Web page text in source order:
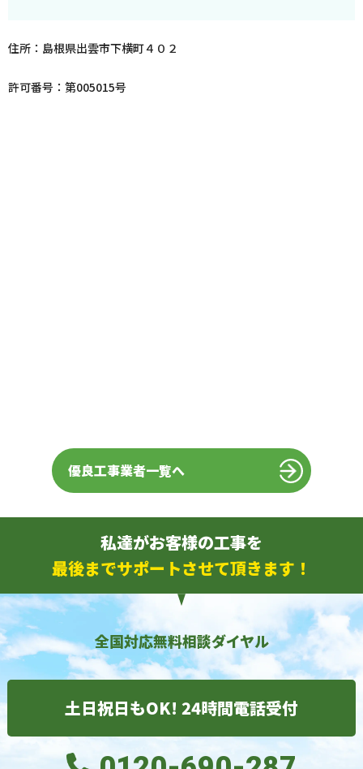
住所：島根県出雲市下横町４０２
許可番号：第005015号
優良工事業者一覧へ
私達がお客様の工事を
最後までサポートさせて頂きます！
全国対応無料相談ダイヤル
土日祝日もOK! 24時間電話受付